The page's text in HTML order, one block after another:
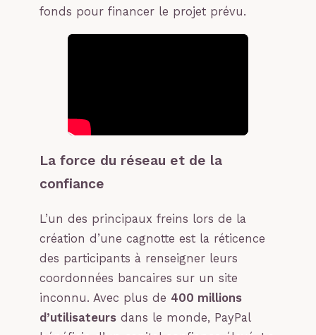
fonds pour financer le projet prévu.
La force du réseau et de la
confiance
L’un des principaux freins lors de la
création d’une cagnotte est la réticence
des participants à renseigner leurs
coordonnées bancaires sur un site
inconnu. Avec plus de 400 millions
d’utilisateurs dans le monde, PayPal